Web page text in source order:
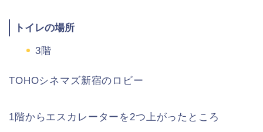
トイレの場所
3階
TOHOシネマズ新宿のロビー
1階からエスカレーターを2つ上がったところ